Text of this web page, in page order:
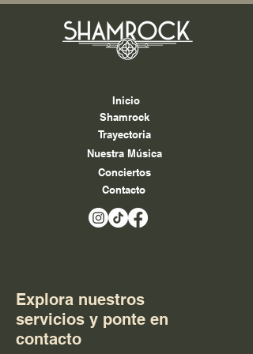
Shamrock
Trayectoria
Nuestra Música
Conciertos
Contacto
Inicio
Explora nuestros
servicios y ponte en
contacto